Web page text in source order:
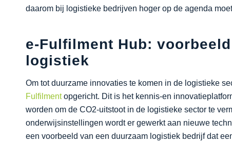
daarom bij logistieke bedrijven hoger op de agenda
e-Fulfilment Hub:
logistiek
Om tot duurzame innovaties te komen in de logistieke
Fulfilmentopgericht. Dit is het kennis-en
worden om de CO2-uitstoot in de logistieke sector te
onderwijsinstellingen wordt er gewerkt aan nieuwe
een voorbeeld van een duurzaam logistiek bedrijf dat